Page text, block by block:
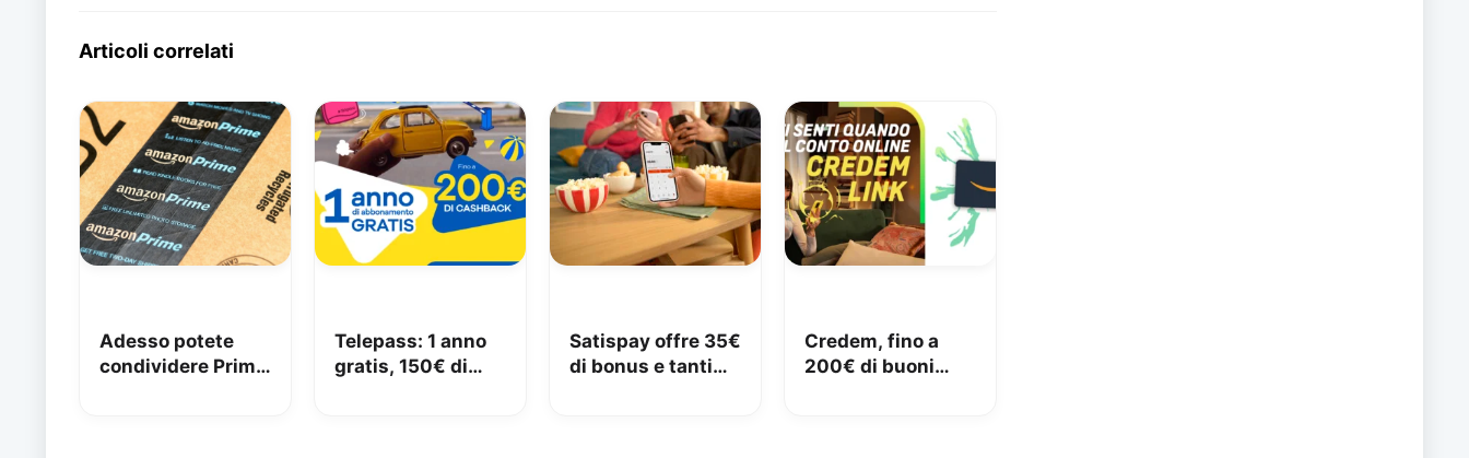
Articoli correlati
Adesso potete
condividere Prime
Telepass: 1 anno
gratis, 150€ di
Satispay offre 35€
di bonus e tanti
Credem, fino a
200€ di buoni